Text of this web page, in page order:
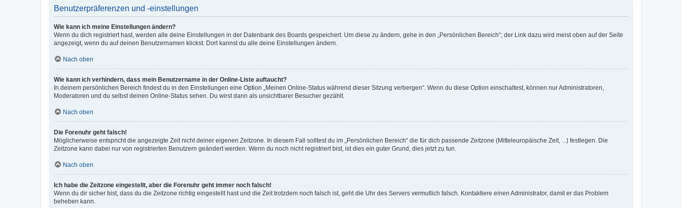
Benutzerpräferenzen und -einstellungen
Wie kann ich meine Einstellungen ändern?
Wenn du dich registriert hast, werden alle deine Einstellungen in der Datenbank des Boards gespeichert. Um diese zu ändern, gehe in den „Persönlichen Bereich“; der Link dazu wird meist oben auf der Seite
angezeigt, wenn du auf deinen Benutzernamen klickst. Dort kannst du alle deine Einstellungen ändern.
Nach oben
Wie kann ich verhindern, dass mein Benutzername in der Online-Liste auftaucht?
In deinem persönlichen Bereich findest du in den Einstellungen eine Option „Meinen Online-Status während dieser Sitzung verbergen“. Wenn du diese Option einschaltest, können nur Administratoren,
Moderatoren und du selbst deinen Online-Status sehen. Du wirst dann als unsichtbarer Besucher gezählt.
Nach oben
Die Forenuhr geht falsch!
Möglicherweise entspricht die angezeigte Zeit nicht deiner eigenen Zeitzone. In diesem Fall solltest du im „Persönlichen Bereich“ die für dich passende Zeitzone (Mitteleuropäische Zeit, ...) festlegen. Die
Zeitzone kann dabei nur von registrierten Benutzern geändert werden. Wenn du noch nicht registriert bist, ist dies ein guter Grund, dies jetzt zu tun.
Nach oben
Ich habe die Zeitzone eingestellt, aber die Forenuhr geht immer noch falsch!
Wenn du dir sicher bist, dass du die Zeitzone richtig eingestellt hast und die Zeit trotzdem noch falsch ist, geht die Uhr des Servers vermutlich falsch. Kontaktiere einen Administrator, damit er das Problem
beheben kann.